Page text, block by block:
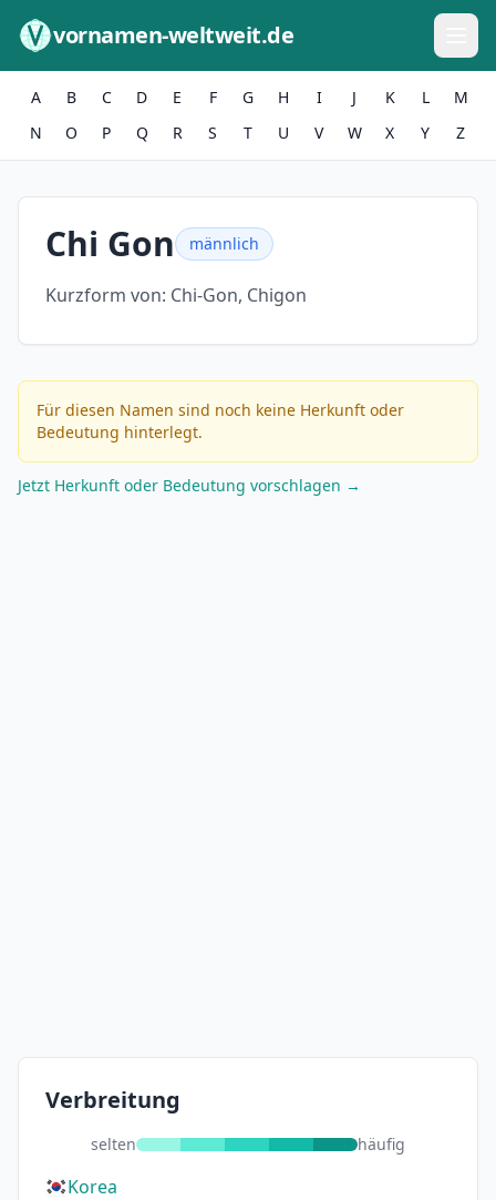
vornamen-weltweit.de
A B C D E F G H I J K L
M
N
O P Q R S T U V W X Y Z
Chi Gon männlich
Kurzform von: Chi-Gon, Chigon
Für diesen Namen sind noch keine Herkunft oder
Bedeutung hinterlegt.
Jetzt Herkunft oder Bedeutung vorschlagen →
Verbreitung
selten häufig
Korea